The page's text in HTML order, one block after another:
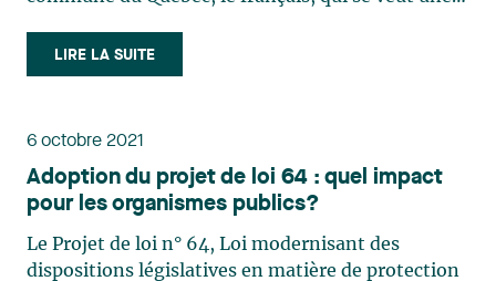
française. Voici 10 principales modifications
prévues par cette loi qui imposeront des
LIRE LA SUITE
6 octobre 2021
Adoption du projet de loi 64 : quel impact
pour les organismes publics?
Le Projet de loi n° 64, Loi modernisant des
dispositions législatives en matière de protection